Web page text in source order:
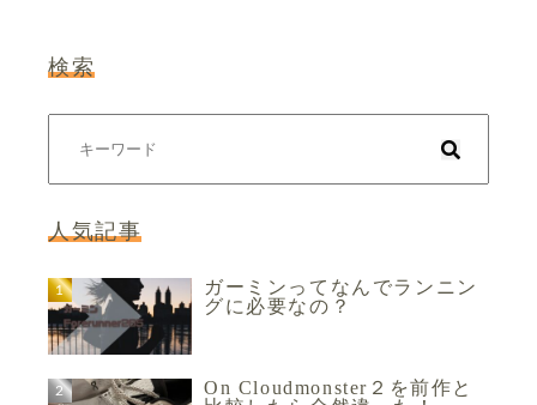
検索
人気記事
ガーミンってなんでランニン
グに必要なの？
On Cloudmonster２を前作と